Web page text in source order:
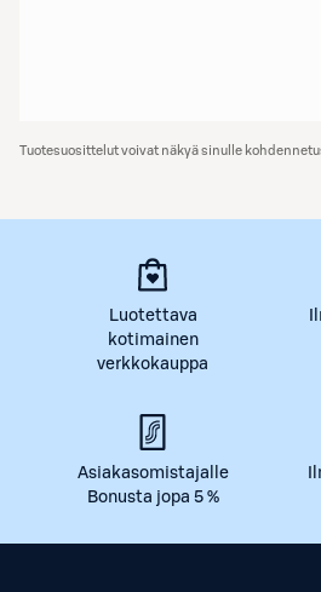
Tuotesuosittelut voivat näkyä sinulle
Luotettava
kotimainen
verkkokauppa
Asiakasomistajalle
Bonusta jopa 5 %